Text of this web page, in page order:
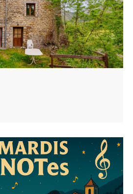
Il s'agit d'un drame paysan.
de musique, Charlène
et talent les plus belles
notamment Céline Dion.
varié qui mêle émotion,